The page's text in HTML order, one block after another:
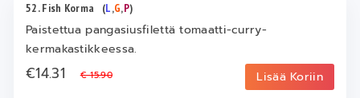
52. Fish Korma (L,G,P)
Paistettua pangasiusfilettä tomaatti-curry-
kermakastikkeessa.
€14.31€ 15.90 Lisää Koriin